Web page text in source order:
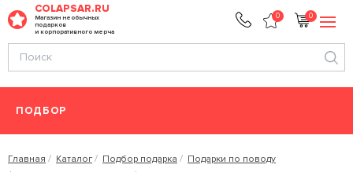
COLAPSAR.RU
Магазин необычных
подарков
и корпоративного мерча
0 0
ПОДБОР
Главная Каталог Подбор подарка
Подарки по поводу